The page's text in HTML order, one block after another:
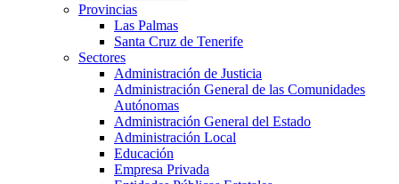
Provincias
Las Palmas
Santa Cruz de Tenerife
Sectores
Administración de Justicia
Administración General de las Comunidades
Autónomas
Administración General del Estado
Administración Local
Educación
Empresa Privada